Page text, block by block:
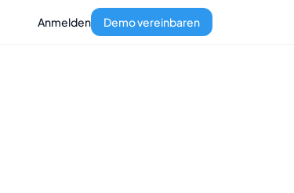
Anmelden Demo vereinbaren